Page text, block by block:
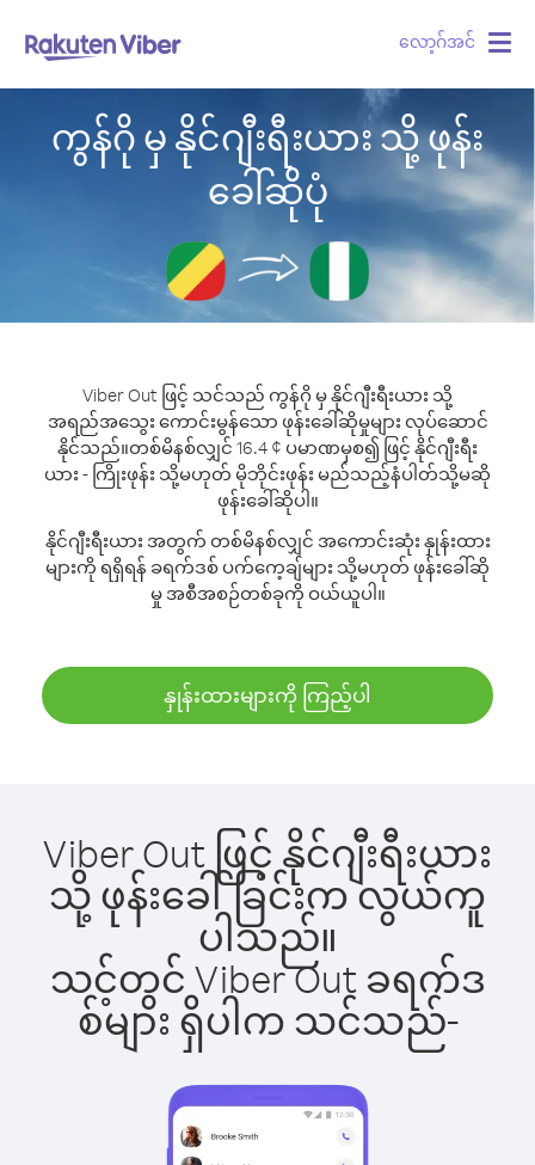
လော့ဂ်အင်
ကွန်ဂို မှ နိုင်ဂျီးရီးယား သို့ ဖုန်း
ခေါ်ဆိုပုံ
Viber Out ဖြင့် သင်သည် ကွန်ဂို မှ နိုင်ဂျီးရီးယား သို့
အရည်အသွေး ကောင်းမွန်သော ဖုန်းခေါ်ဆိုမှုများ လုပ်ဆောင်
နိုင်သည်။တစ်မိနစ်လျှင် 16.4 ¢ ပမာဏမှစ၍ ဖြင့် နိုင်ဂျီးရီး
ယား - ကြိုးဖုန်း သို့မဟုတ် မိုဘိုင်းဖုန်း မည်သည့်နံပါတ်သို့မဆို
ဖုန်းခေါ်ဆိုပါ။
နိုင်ဂျီးရီးယား အတွက် တစ်မိနစ်လျှင် အကောင်းဆုံး နှုန်းထား
များကို ရရှိရန် ခရက်ဒစ် ပက်ကေ့ချ်များ သို့မဟုတ် ဖုန်းခေါ်ဆို
မှု အစီအစဉ်တစ်ခုကို ဝယ်ယူပါ။
နှုန်းထားများကို ကြည့်ပါ
Viber Out ဖြင့် နိုင်ဂျီးရီးယား
သို့ ဖုန်းခေါ်ခြင်းက လွယ်ကူ
ပါသည်။
သင့်တွင် Viber Out ခရက်ဒ
စ်များ ရှိပါက သင်သည်-